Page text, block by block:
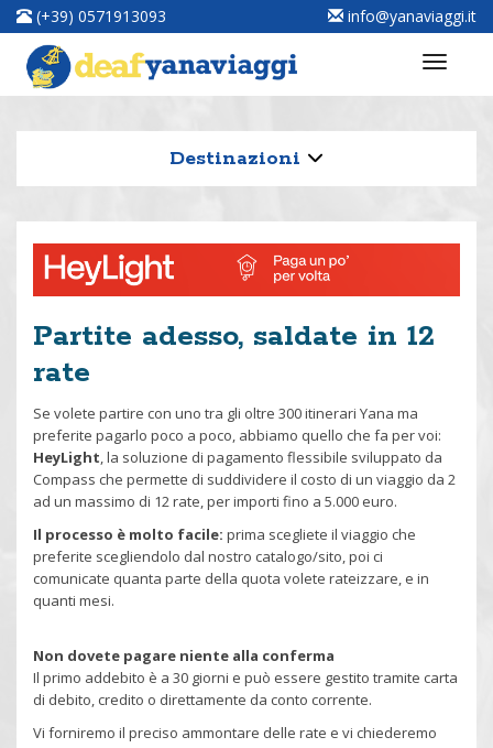
(+39) 0571913093 info@yanaviaggi.it
Destinazioni
Partite adesso, saldate in 12
rate
Se volete partire con uno tra gli oltre 300 itinerari Yana ma
preferite pagarlo poco a poco, abbiamo quello che fa per voi:
HeyLight, la soluzione di pagamento flessibile sviluppato da
Compass che permette di suddividere il costo di un viaggio da 2
ad un massimo di 12 rate, per importi fino a 5.000 euro.
Il processo è molto facile: prima scegliete il viaggio che
preferite scegliendolo dal nostro catalogo/sito, poi ci
comunicate quanta parte della quota volete rateizzare, e in
quanti mesi.
Non dovete pagare niente alla conferma
Il primo addebito è a 30 giorni e può essere gestito tramite carta
di debito, credito o direttamente da conto corrente.
Vi forniremo il preciso ammontare delle rate e vi chiederemo